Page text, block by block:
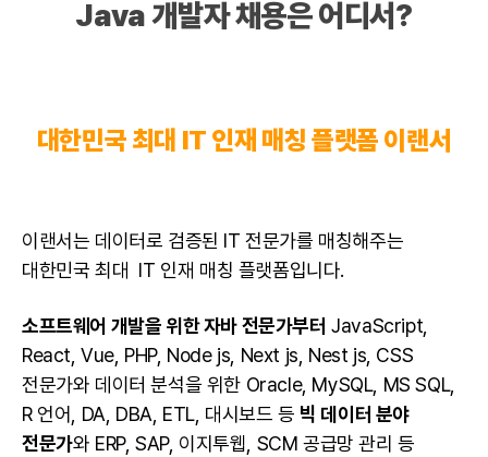
Java개발자채용은 어디서?
대한민국 최대 IT 인재 매칭 플랫폼 이랜서
이랜서는 데이터로 검증된 IT 전문가를 매칭해주는
대한민국 최대 IT 인재 매칭 플랫폼입니다.
소프트웨어 개발을 위한자바전문가부터 JavaScript,
React,Vue, PHP, Node js, Next js, Nest js, CSS
전문가와 데이터 분석을 위한 Oracle, MySQL, MS SQL,
R 언어, DA, DBA, ETL, 대시보드 등 빅 데이터 분야
전문가와 ERP,SAP, 이지투웹, SCM 공급망 관리 등